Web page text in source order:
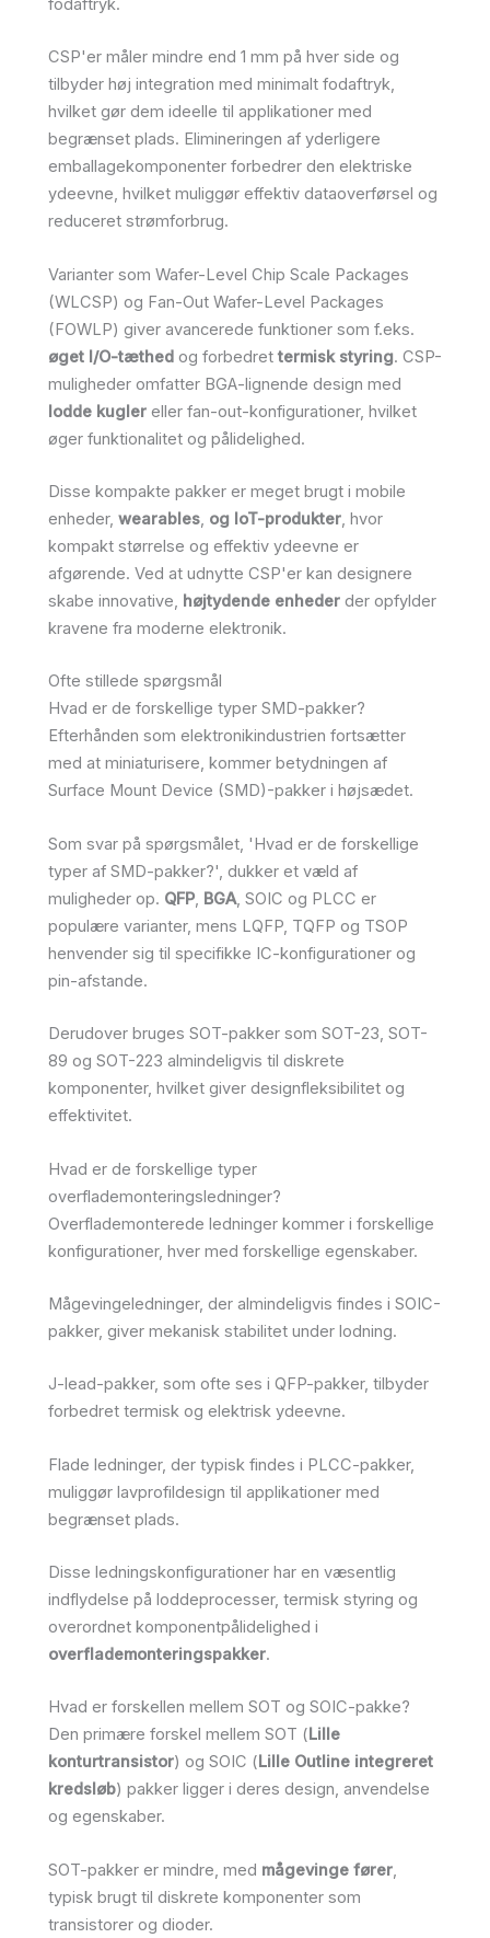
fodaftryk.
CSP'er måler mindre end 1 mm på hver side og
tilbyder høj integration med minimalt fodaftryk,
hvilket gør dem ideelle til applikationer med
begrænset plads. Elimineringen af yderligere
emballagekomponenter forbedrer den elektriske
ydeevne, hvilket muliggør effektiv dataoverførsel og
reduceret strømforbrug.
Varianter som Wafer-Level Chip Scale Packages
(WLCSP) og Fan-Out Wafer-Level Packages
(FOWLP) giver avancerede funktioner som f.eks.
øget I/O-tæthed og forbedret termisk styring. CSP-
muligheder omfatter BGA-lignende design med
lodde kugler eller fan-out-konfigurationer, hvilket
øger funktionalitet og pålidelighed.
Disse kompakte pakker er meget brugt i mobile
enheder, wearables, og IoT-produkter, hvor
kompakt størrelse og effektiv ydeevne er
afgørende. Ved at udnytte CSP'er kan designere
skabe innovative, højtydende enheder der opfylder
kravene fra moderne elektronik.
Ofte stillede spørgsmål
Hvad er de forskellige typer SMD-pakker?
Efterhånden som elektronikindustrien fortsætter
med at miniaturisere, kommer betydningen af
Surface Mount Device (SMD)-pakker i højsædet.
Som svar på spørgsmålet, 'Hvad er de forskellige
typer af SMD-pakker?', dukker et væld af
muligheder op. QFP, BGA, SOIC og PLCC er
populære varianter, mens LQFP, TQFP og TSOP
henvender sig til specifikke IC-konfigurationer og
pin-afstande.
Derudover bruges SOT-pakker som SOT-23, SOT-
89 og SOT-223 almindeligvis til diskrete
komponenter, hvilket giver designfleksibilitet og
effektivitet.
Hvad er de forskellige typer
overflademonteringsledninger?
Overflademonterede ledninger kommer i forskellige
konfigurationer, hver med forskellige egenskaber.
Mågevingeledninger, der almindeligvis findes i SOIC-
pakker, giver mekanisk stabilitet under lodning.
J-lead-pakker, som ofte ses i QFP-pakker, tilbyder
forbedret termisk og elektrisk ydeevne.
Flade ledninger, der typisk findes i PLCC-pakker,
muliggør lavprofildesign til applikationer med
begrænset plads.
Disse ledningskonfigurationer har en væsentlig
indflydelse på loddeprocesser, termisk styring og
overordnet komponentpålidelighed i
overflademonteringspakker.
Hvad er forskellen mellem SOT og SOIC-pakke?
Den primære forskel mellem SOT (Lille
konturtransistor) og SOIC (Lille Outline integreret
kredsløb) pakker ligger i deres design, anvendelse
og egenskaber.
SOT-pakker er mindre, med mågevinge fører
typisk brugt til diskrete komponenter som
transistorer og dioder.